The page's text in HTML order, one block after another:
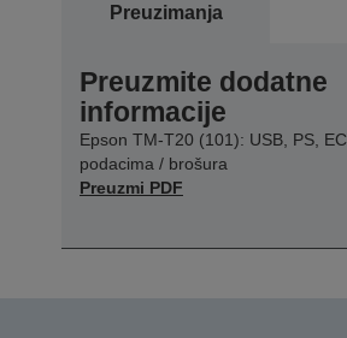
Preuzimanja
Preuzmite dodatne
informacije
Epson TM-T20 (101): USB, PS,
podacima / brošura
Preuzmi PDF